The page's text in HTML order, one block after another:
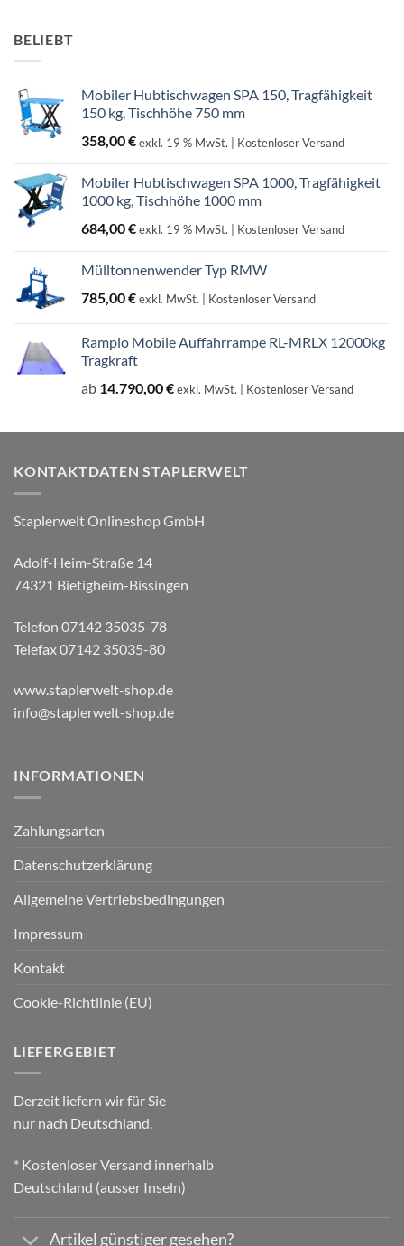
BELIEBT
Mobiler Hubtischwagen SPA 150, Tragfähigkeit
150 kg, Tischhöhe 750 mm
358,00€exkl. 19 % MwSt. | Kostenloser Versand
Mobiler Hubtischwagen SPA 1000, Tragfähigkeit
1000 kg, Tischhöhe 1000 mm
684,00€exkl. 19 % MwSt. | Kostenloser Versand
Mülltonnenwender Typ RMW
785,00€exkl. MwSt. | Kostenloser Versand
Ramplo Mobile Auffahrrampe RL-MRLX 12000kg
Tragkraft
ab 14.790,00€exkl. MwSt. | Kostenloser Versand
KONTAKTDATEN STAPLERWELT
Staplerwelt Onlineshop GmbH
Adolf-Heim-Straße 14
74321 Bietigheim-Bissingen
Telefon 07142 35035-78
Telefax 07142 35035-80
www.staplerwelt-shop.de
info@staplerwelt-shop.de
INFORMATIONEN
Zahlungsarten
Datenschutzerklärung
Allgemeine Vertriebsbedingungen
Impressum
Kontakt
Cookie-Richtlinie (EU)
LIEFERGEBIET
Derzeit liefern wir für Sie
nur nach Deutschland.
* Kostenloser Versand innerhalb
Deutschland (ausser Inseln)
Artikel günstiger gesehen?